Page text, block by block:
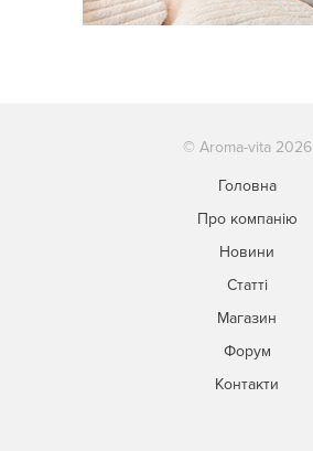
© Aroma-vita 2026
Головна
Про компанію
Новини
Статті
Магазин
Форум
Контакти